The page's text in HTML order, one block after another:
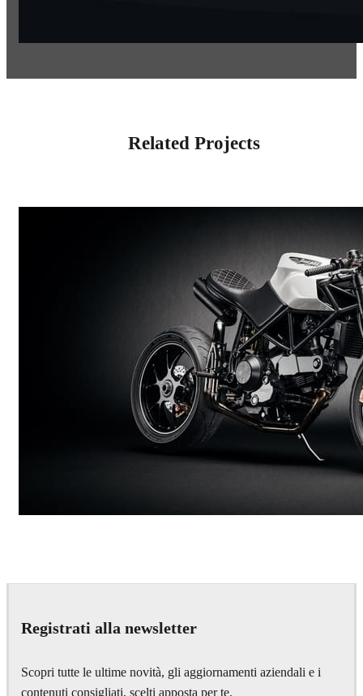
Related Projects
Registrati alla newsletter
Scopri tutte le ultime novità, gli aggiornamenti aziendali e i
contenuti consigliati, scelti apposta per te.